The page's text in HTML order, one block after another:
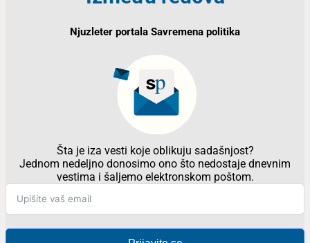
Njuzleter portala Savremena politika
Šta je iza vesti koje oblikuju sadašnjost?
Jednom nedeljno donosimo ono što nedostaje dnevnim
vestima i šaljemo elektronskom poštom.